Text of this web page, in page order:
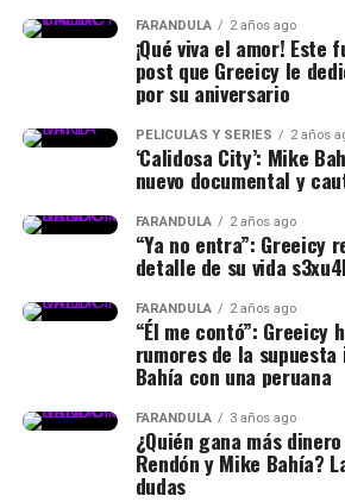
FARÁNDULA 2 años ago
¡Qué viva el amor! Este
post que Greeicy le
por su aniversario
PELÍCULAS Y SERIES 2 años
‘Calidosa City’: Mike
nuevo documental y
FARÁNDULA 2 años ago
“Ya no entra”: Greeicy
detalle de su vida
FARÁNDULA 2 años ago
“Él me contó”: Greeicy
rumores de la
Bahía con una peruana
FARÁNDULA 3 años ago
¿Quién gana más
Rendón y Mike Bahía?
dudas